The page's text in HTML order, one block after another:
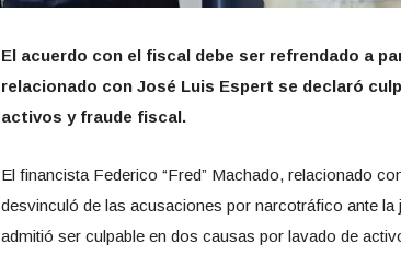
El acuerdo con el fiscal debe ser refrendado a
relacionado con José Luis Espert se declaró
activos y fraude fiscal.
El financista Federico “Fred” Machado, relacionado
desvinculó de las acusaciones por narcotráfico ante
admitió ser culpable en dos causas por lavado de